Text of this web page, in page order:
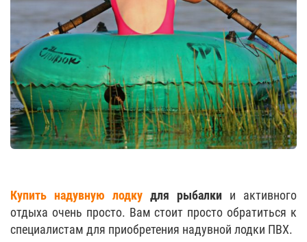
Купить надувную лодку для рыбалки и активного
отдыха очень просто. Вам стоит просто обратиться к
специалистам для приобретения надувной лодки ПВХ.